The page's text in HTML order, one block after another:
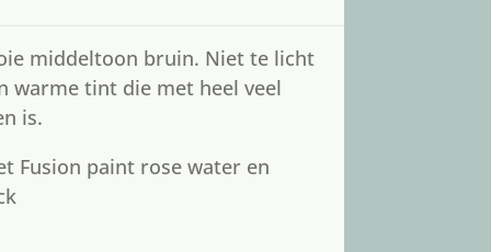
middeltoon bruin. Niet te licht
warme tint die met heel veel
is.
Fusion paint rose wateren